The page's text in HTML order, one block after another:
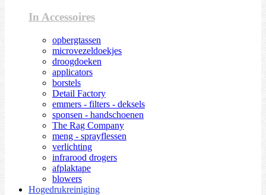
In Accessoires
opbergtassen
microvezeldoekjes
droogdoeken
applicators
borstels
Detail Factory
emmers - filters - deksels
sponsen - handschoenen
The Rag Company
meng - sprayflessen
verlichting
infrarood drogers
afplaktape
blowers
Hogedrukreiniging